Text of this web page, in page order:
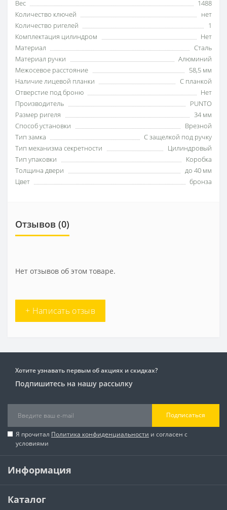
Вес
1488
Количество ключей
нет
Количество ригелей
1
Комплектация цилиндром
Нет
Материал
Сталь
Материал ручки
Алюминий
Межосевое расстояние
58,5 мм
Наличие лицевой планки
С планкой
Отверстие под броню
Нет
Производитель
PUNTO
Размер ригеля
34 мм
Способ установки
Врезной
Тип замка
С защелкой под ручку
Тип механизма секретности
Цилиндровый
Тип упаковки
Коробка
Толщина двери
до 40 мм
Цвет
бронза
Отзывов (0)
Нет отзывов об этом товаре.
+ Написать отзыв
Хотите узнавать первым об акциях и скидках?
Подпишитесь на нашу рассылку
Подписаться
Я прочитал Политика конфиденциальности и согласен с
условиями
Информация
Каталог